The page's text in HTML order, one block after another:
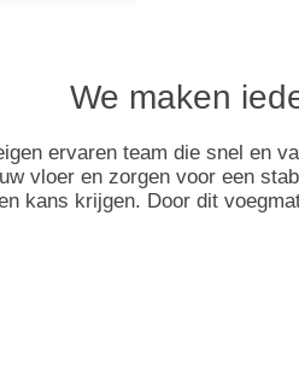
We maken
ervaren team die snel en
vloer en zorgen voor een
kans krijgen. Door dit